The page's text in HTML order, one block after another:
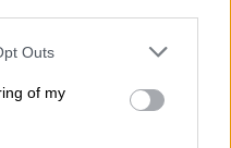
uses one or more Google
You may click to
its third-party tags to
in below Google
Outs
of my